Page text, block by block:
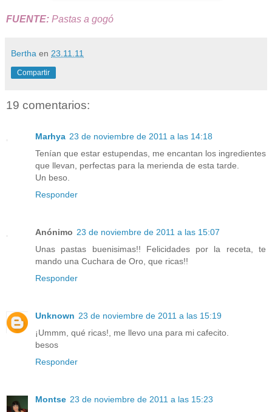
FUENTE: Pastas a gogó
Bertha en 23.11.11
Compartir
19 comentarios:
Marhya 23 de noviembre de 2011 a las 14:18
Tenían que estar estupendas, me encantan los ingredientes
que llevan, perfectas para la merienda de esta tarde.
Un beso.
Responder
Anónimo 23 de noviembre de 2011 a las 15:07
Unas pastas buenisimas!! Felicidades por la receta, te
mando una Cuchara de Oro, que ricas!!
Responder
Unknown 23 de noviembre de 2011 a las 15:19
¡Ummm, qué ricas!, me llevo una para mi cafecito.
besos
Responder
Montse 23 de noviembre de 2011 a las 15:23